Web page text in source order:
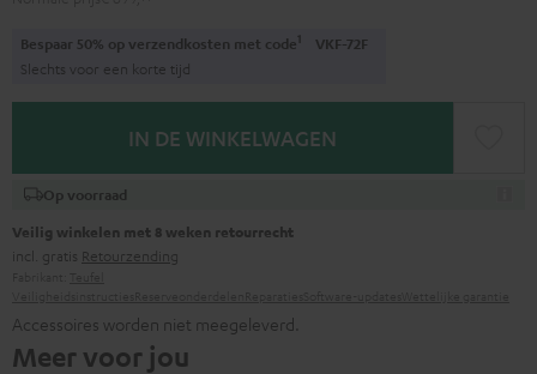
Bespaar 50% op verzendkosten met code1 VKF-72F
Slechts voor een korte tijd
IN DE WINKELWAGEN
Op voorraad
Veilig winkelen met 8 weken retourrecht
incl. gratis Retourzending
Accessoires worden niet meegeleverd.
Meer voor jou